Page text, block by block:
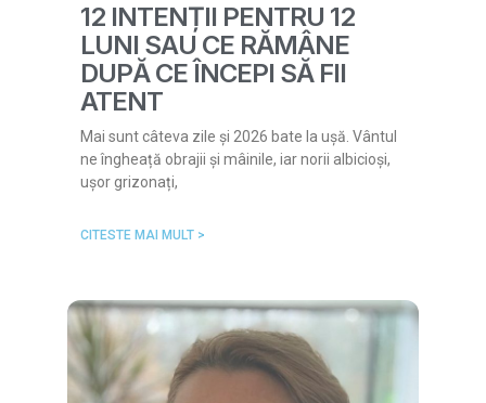
12 INTENȚII PENTRU 12
LUNI SAU CE RĂMÂNE
DUPĂ CE ÎNCEPI SĂ FII
ATENT
Mai sunt câteva zile și 2026 bate la ușă. Vântul
ne îngheață obrajii și mâinile, iar norii albicioși,
ușor grizonați,
CITESTE MAI MULT >